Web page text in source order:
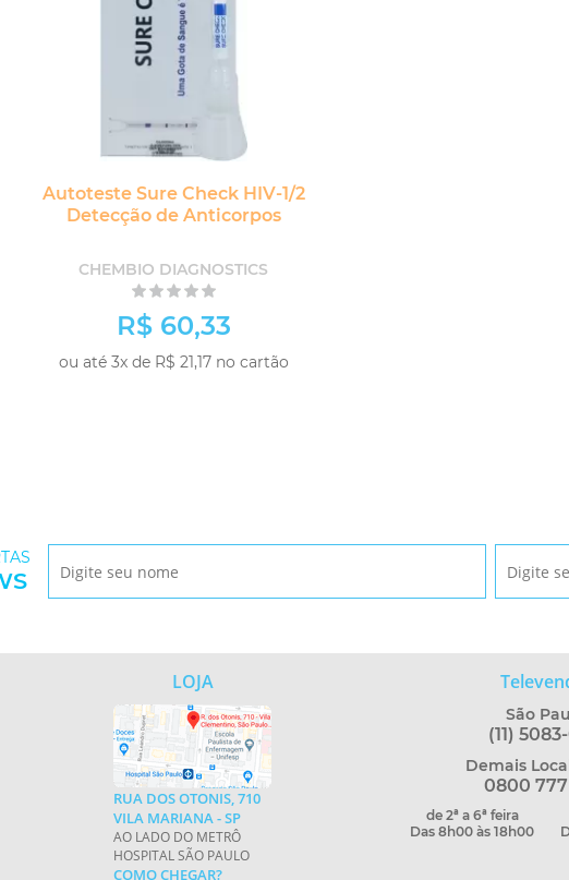
Autoteste Sure Check HIV-1/2
Detecção de Anticorpos
CHEMBIO DIAGNOSTICS
R$ 60,33
ou até 3x de R$ 21,17 no cartão
LOJA
RUA DOS OTONIS, 710
VILA MARIANA - SP
AO LADO DO METRÔ
HOSPITAL SÃO PAULO
COMO CHEGAR?
São
(11)
Demais
0800 777
de 2ª a 6ª feira
Das 8h00 às 18h00